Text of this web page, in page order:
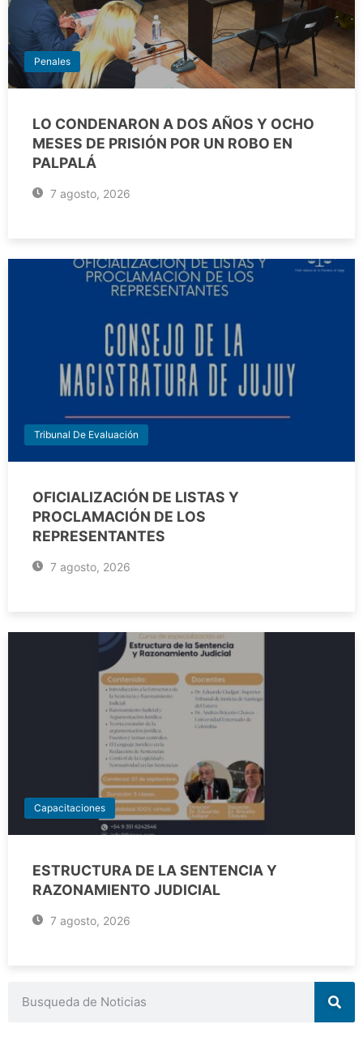
Penales
LO CONDENARON A DOS AÑOS Y OCHO
MESES DE PRISIÓN POR UN ROBO EN
PALPALÁ
7 agosto, 2026
Tribunal De Evaluación
OFICIALIZACIÓN DE LISTAS Y
PROCLAMACIÓN DE LOS
REPRESENTANTES
7 agosto, 2026
Capacitaciones
ESTRUCTURA DE LA SENTENCIA Y
RAZONAMIENTO JUDICIAL
7 agosto, 2026